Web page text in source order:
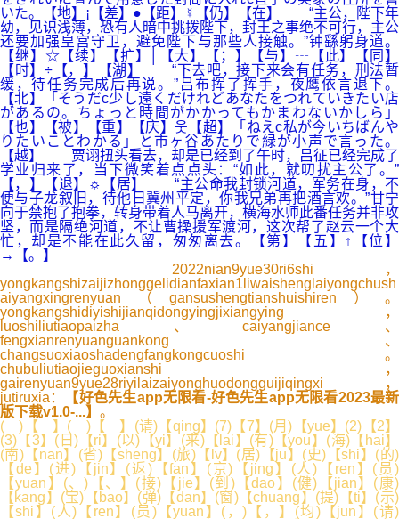
いた。【地】¡【差】●【距】☿【仍】【在】 “主公，陛下年
幼，见识浅薄，恐有人暗中挑拨陛下，封王之事绝不可行，主公
还要加强皇宫守卫，避免陛下与那些人接触。”钟繇躬身道。
【继】☆【续】【扩】│【大】【；】【与】┄【此】【同】
【时】÷【，】【湖】 “下去吧，接下来会有任务，刑法暂
缓，待任务完成后再说。”吕布挥了挥手，夜鹰依言退下。
【北】「そうだc少し遠くだけれどあなたをつれていきたい店
があるの。ちょっと時間がかかってもかまわないかしら」
【也】【被】【重】【庆】웃【超】「ねえc私が今いちばんや
りたいことわかる」と市ヶ谷あたりで緑が小声で言った。
【越】 贾诩扭头看去，却是已经到了午时，吕征已经完成了
学业归来了，当下微笑着点点头：“如此，就叨扰主公了。”
【，】【退】☼【居】 “主公命我封锁河道，军务在身，不
便与子龙叙旧，待他日冀州平定，你我兄弟再把酒言欢。”甘宁
向于禁抱了抱拳，转身带着人马离开，横海水师此番任务并非攻
坚，而是隔绝河道，不让曹操援军渡河，这次帮了赵云一个大
忙，却是不能在此久留，匆匆离去。【第】【五】↑【位】
→【。】
2022nian9yue30ri6shi，
yongkangshizaijizhonggelidianfaxian1liwaishenglaiyongchush
aiyangxingrenyuan（gansushengtianshuishiren）。
yongkangshidiyishijianqidongyingjixiangying，
luoshiliutiaopaizha、caiyangjiance、
fengxianrenyuanguankong、
changsuoxiaoshadengfangkongcuoshi。
chubuliutiaojieguoxianshi，
gairenyuan9yue28riyilaizaiyonghuodongguijiqingxi，
jutiruxia：
【好色先生app无限看-好色先生app无限看2023最新
版下载v1.0-...】 。
( )【 】( )【 】(请)【qing】(7)【7】(月)【yue】(2)【2】
(3)【3】(日)【ri】(以)【yi】(来)【lai】(有)【you】(海)【hai】
(南)【nan】(省)【sheng】(旅)【lv】(居)【ju】(史)【shi】(的)
【de】(进)【jin】(返)【fan】(京)【jing】(人)【ren】(员)
【yuan】(、)【、】(接)【jie】(到)【dao】(健)【jian】(康)
【kang】(宝)【bao】(弹)【dan】(窗)【chuang】(提)【ti】(示)
【shi】(人)【ren】(员)【yuan】(，)【，】(均)【jun】(请)